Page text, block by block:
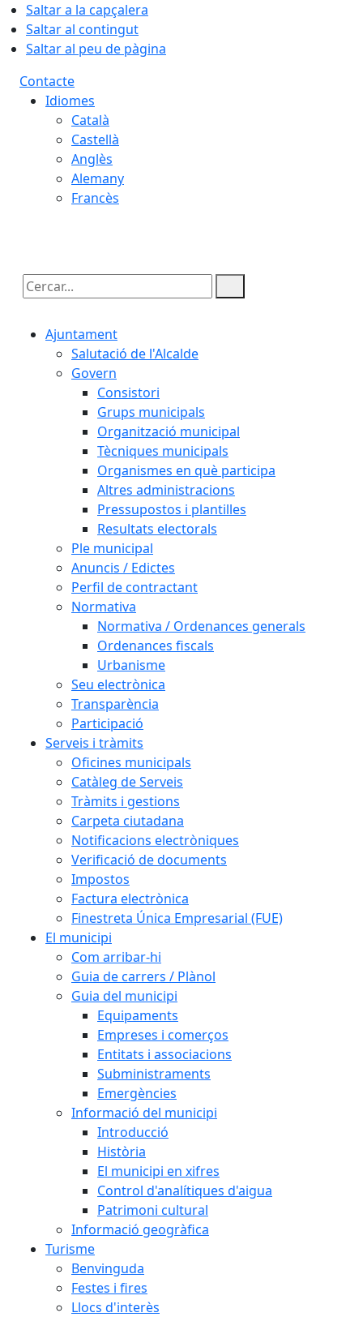
Saltar a la capçalera
Saltar al contingut
Saltar al peu de pàgina
Contacte
Idiomes
Català
Castellà
Anglès
Alemany
Francès
Cercar:
Ajuntament
Salutació de l'Alcalde
Govern
Consistori
Grups municipals
Organització municipal
Tècniques municipals
Organismes en què participa
Altres administracions
Pressupostos i plantilles
Resultats electorals
Ple municipal
Anuncis / Edictes
Perfil de contractant
Normativa
Normativa / Ordenances generals
Ordenances fiscals
Urbanisme
Seu electrònica
Transparència
Participació
Serveis i tràmits
Oficines municipals
Catàleg de Serveis
Tràmits i gestions
Carpeta ciutadana
Notificacions electròniques
Verificació de documents
Impostos
Factura electrònica
Finestreta Única Empresarial (FUE)
El municipi
Com arribar-hi
Guia de carrers / Plànol
Guia del municipi
Equipaments
Empreses i comerços
Entitats i associacions
Subministraments
Emergències
Informació del municipi
Introducció
Història
El municipi en xifres
Control d'analítiques d'aigua
Patrimoni cultural
Informació geogràfica
Turisme
Benvinguda
Festes i fires
Llocs d'interès